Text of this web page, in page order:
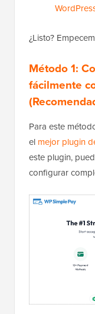
¿Listo?
Método 1:
fácilmente
Para este
el mejor plugin
este plugin,
configurar